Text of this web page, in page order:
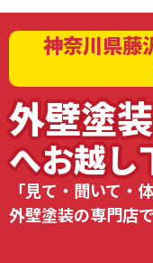
神奈川県藤
外壁塗
へお越し
「見て・聞いて・
外壁塗装の専門店